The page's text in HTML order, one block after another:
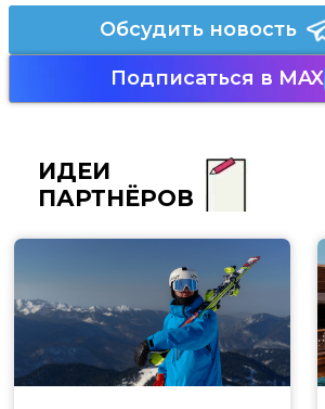
Обсудить новость
Подписаться в MAX
ИДЕИ
ПАРТНЁРОВ